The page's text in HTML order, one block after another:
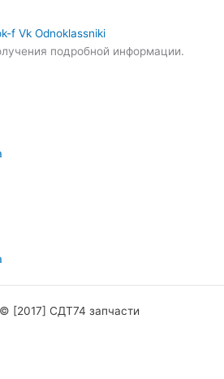
f Vk Odnoklassniki
подробной информации.
[2017] СДТ74 запчасти